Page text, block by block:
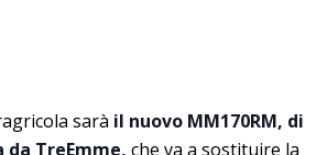
sarà il nuovo MM170RM, di
TreEmme, che va a sostituire la